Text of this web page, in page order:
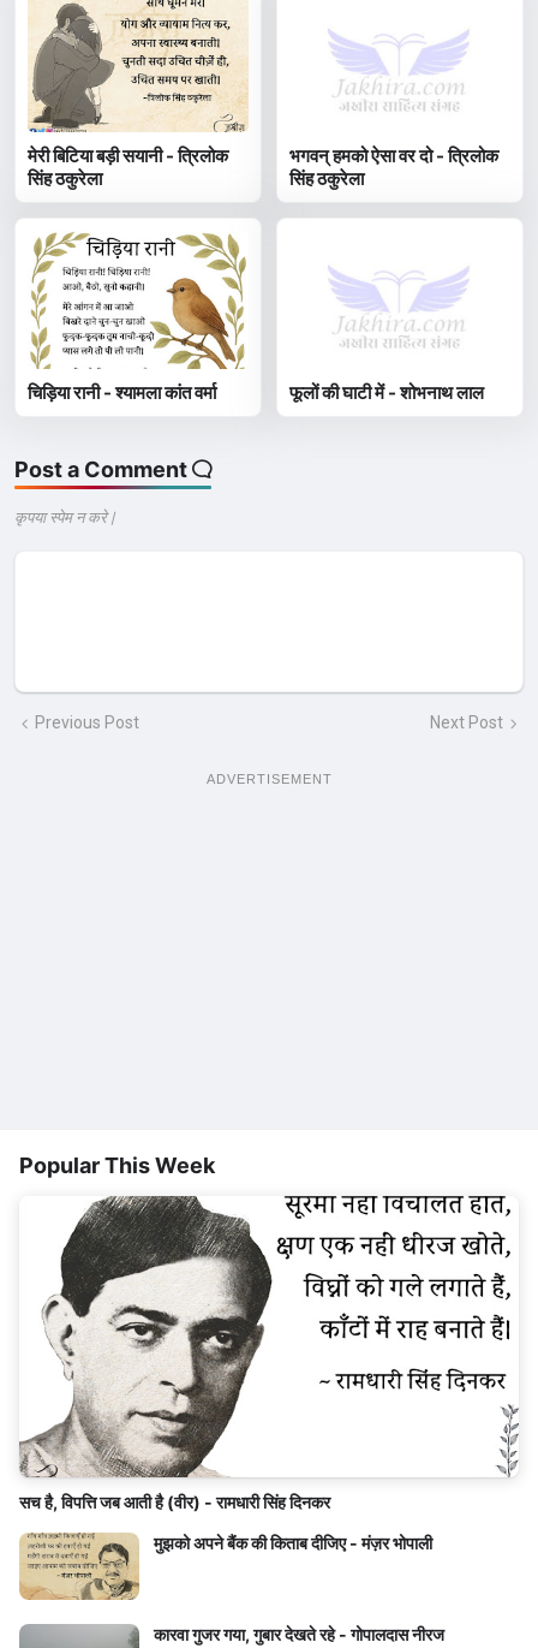
मेरी बिटिया बड़ी सयानी - त्रिलोक
सिंह ठकुरेला
भगवन् हमको ऐसा वर दो - त्रिलोक
सिंह ठकुरेला
चिड़िया रानी - श्यामला कांत वर्मा फूलों की घाटी में - शोभनाथ लाल
Post a Comment
कृपया स्पेम न करे |
Previous Post Next Post
ADVERTISEMENT
Popular This Week
सच है, विपत्ति जब आती है (वीर) - रामधारी सिंह दिनकर
मुझको अपने बैंक की किताब दीजिए - मंज़र भोपाली
कारवा गुजर गया, गुबार देखते रहे - गोपालदास नीरज